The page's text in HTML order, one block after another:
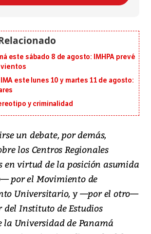
este sábado 8 de agosto: IMHPA prevé
vientos
este lunes 10 y martes 11 de agosto:
y criminalidad
un debate, por demás,
los Centros Regionales
en virtud de la posición asumida
por el Movimiento de
Universitario, y —por el otro—
del Instituto de Estudios
la Universidad de Panamá